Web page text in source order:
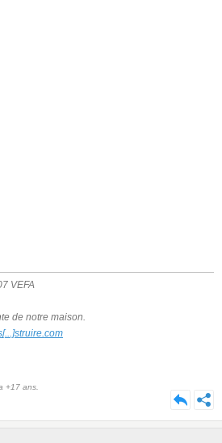
VEFA
de notre maison.
[...]struire.com
+17 ans.